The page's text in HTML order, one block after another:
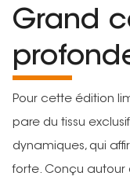
Grand
Pour cette édition
pare du tissu
dynamiques, qui
forte. Conçu autour